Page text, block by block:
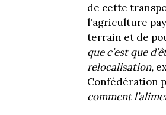
de cette
l'agriculture
terrain et de
que c’est que
relocalisation,
Confédération
comment